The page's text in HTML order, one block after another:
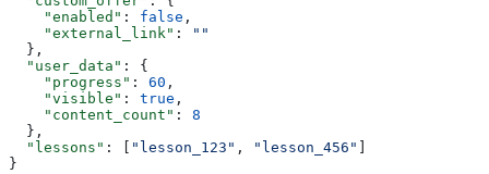
    "enabled"
: false ,
    "external_link"
:
""
  },
  "user_data"
: {
    "progress"
: 60 ,
    "visible"
: true ,
    "content_count"
: 8
  },
  "lessons"
: [ "lesson_123" , "lesson_456"
}